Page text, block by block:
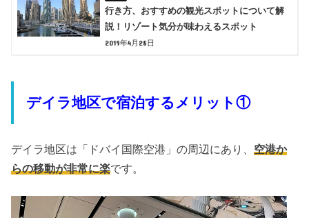
行き方、おすすめの観光スポットについて解
説！リゾート気分が味わえるスポット
2019年4月28日
デイラ地区で宿泊するメリット①
デイラ地区は「ドバイ国際空港」の周辺にあり、空港か
らの移動が非常に楽です。